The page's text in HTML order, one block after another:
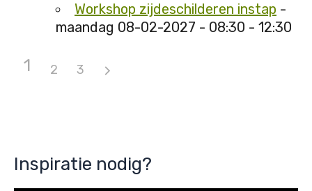
Inspiratie nodig?
Workshop zijdeschilderen instap -
maandag 08-02-2027 - 08:30 - 12:30
1 2 3